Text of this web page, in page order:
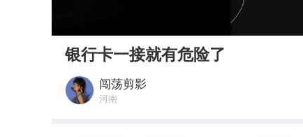
银行卡一接就有危险了
闯荡剪影
河南